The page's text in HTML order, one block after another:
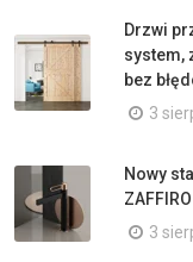
Drzwi
system,
bez
3
Nowy
ZAFFIRO
3